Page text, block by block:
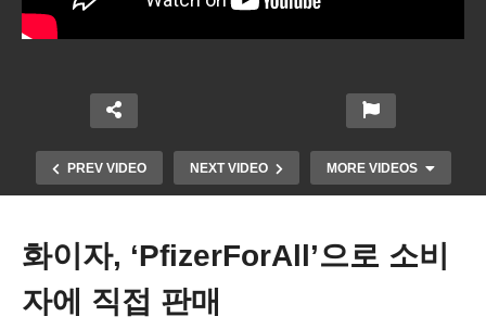
PREV VIDEO NEXT VIDEO MORE VIDEOS
화이자, ‘PfizerForAll’으로 소비
자에 직접 판매